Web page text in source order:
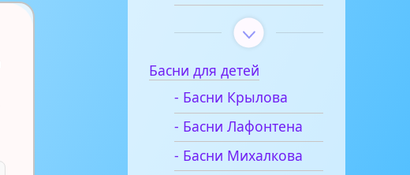
Басни для детей
- Басни Крылова
- Басни Лафонтена
- Басни Михалкова